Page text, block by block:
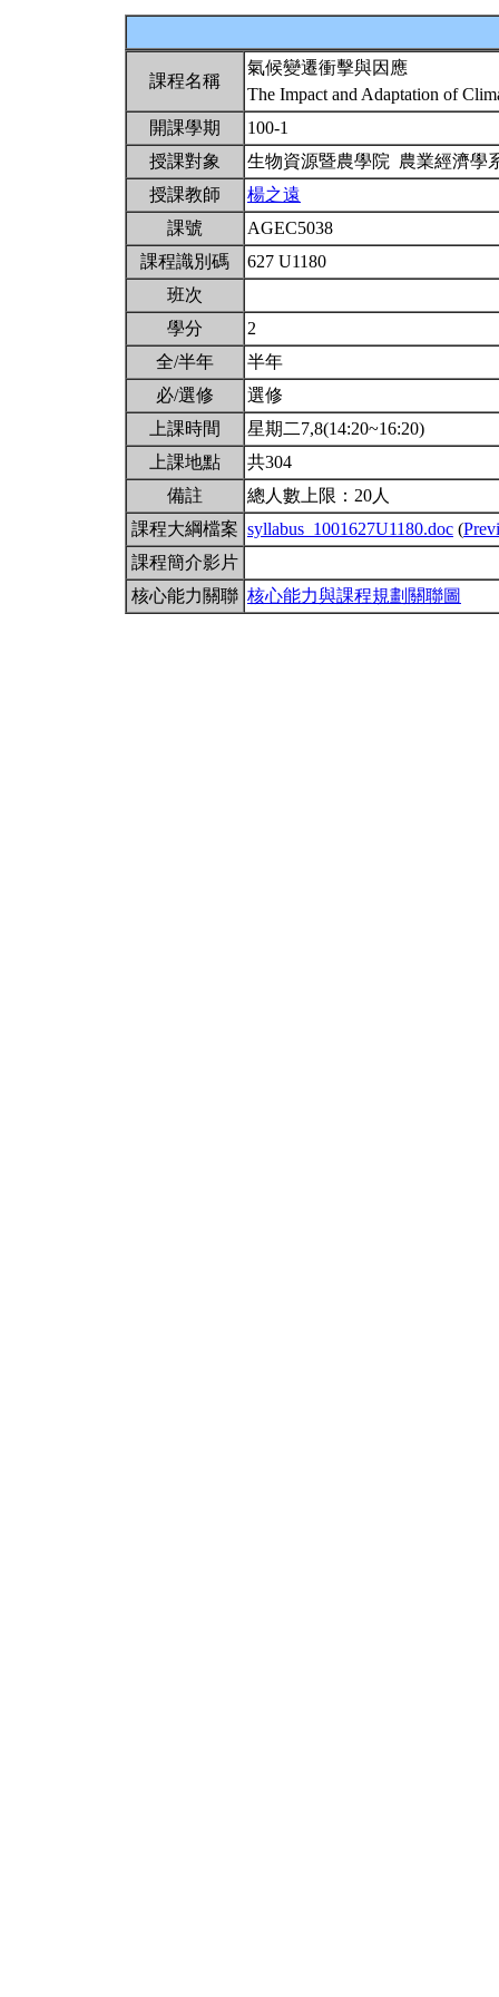
課程名稱
氣候變遷衝擊與因應
The Impact and Adaptation of
開課學期
100-1
授課對象
生物資源暨農學院 農業經濟
授課教師
楊之遠
課號
AGEC5038
課程識別碼
627 U1180
班次
學分
2
全/半年
半年
必/選修
選修
上課時間
星期二7,8(14:20~16:20)
上課地點
共304
備註
總人數上限：20人
課程大綱檔案 syllabus_1001627U1180.doc (
課程簡介影片
核心能力關聯 核心能力與課程規劃關聯圖